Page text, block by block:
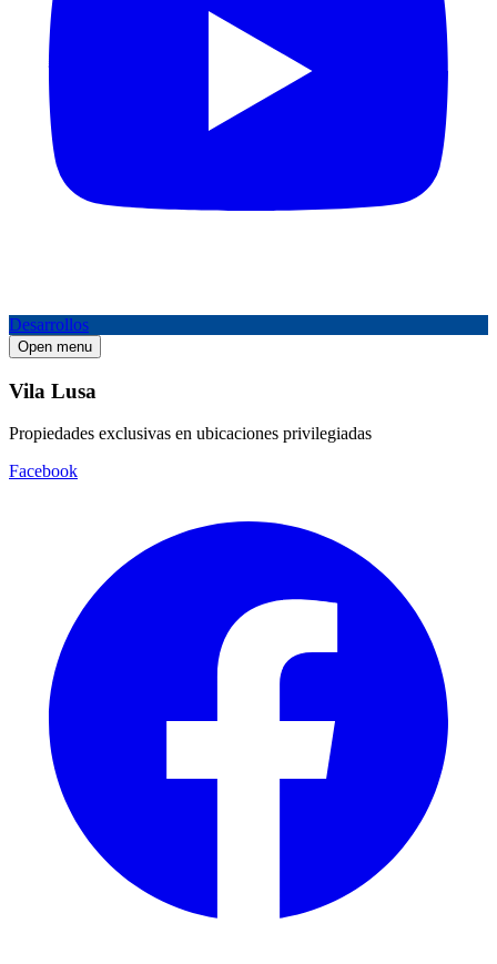
Desarrollos
Open menu
Vila Lusa
Propiedades exclusivas en ubicaciones privilegiadas
Facebook